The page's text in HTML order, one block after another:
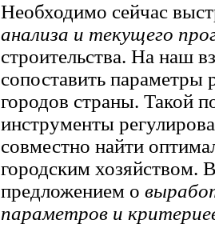
Необходимо сейчас
анализа и текущего
строительства. На наш
сопоставить параметры
городов страны. Такой
инструменты
совместно найти
городским хозяйством.
предложением о
параметров и